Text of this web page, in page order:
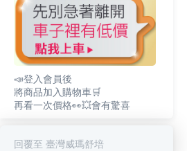
📣登入會員後
將商品加入購物車🛒
再看一次價格👀💥會有驚喜
回覆至 臺灣威瑪舒培